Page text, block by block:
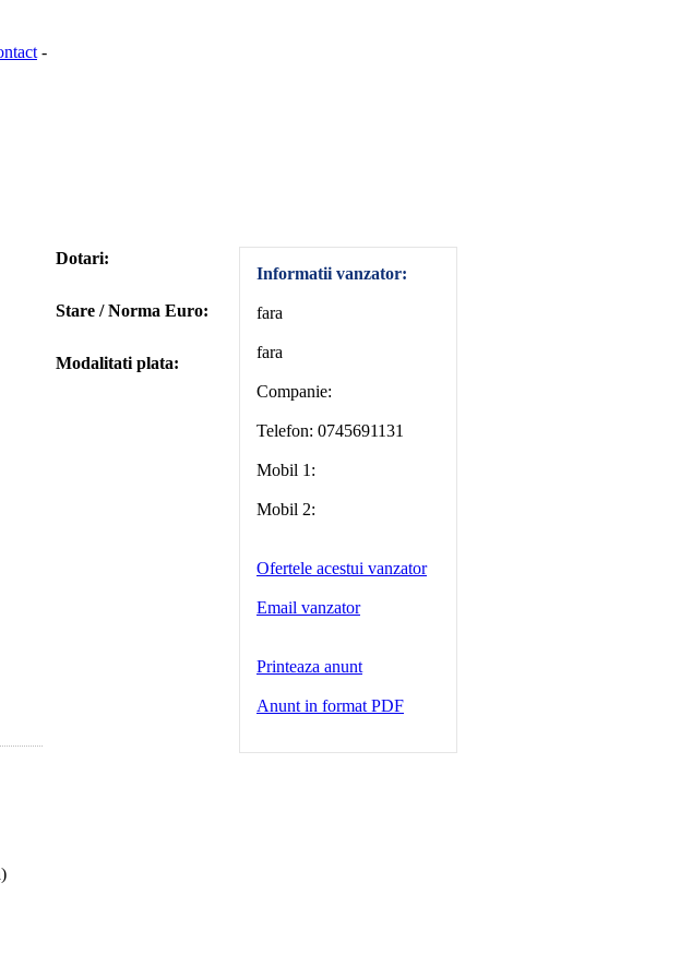
-
Dotari:
Stare / Norma Euro:
Modalitati plata:
Informatii vanzator:
fara
fara
Companie:
Telefon: 0745691131
Mobil 1:
Mobil 2:
Ofertele acestui vanzator
Email vanzator
Printeaza anunt
Anunt in format PDF